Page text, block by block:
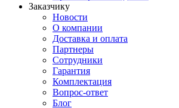
Заказчику
Новости
О компании
Доставка и оплата
Партнеры
Сотрудники
Гарантия
Комплектация
Вопрос-ответ
Блог